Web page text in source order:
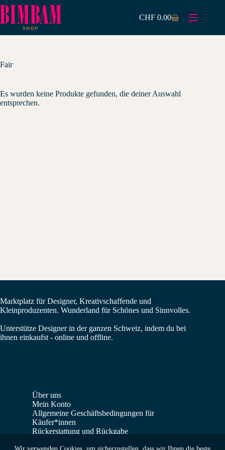
Zum
Inhalt
springen
Warenkorb
CHF 0.00
Fair
Es wurden keine Produkte gefunden, die deiner Auswahl
entsprechen.
Marktplatz für Designer, Kreativschaffende und
Kleinproduzenten. Wunderland für Schönes und Sinnvolles.
Unterstütze Designer in der ganzen Schweiz, indem du bei
ihnen einkaufst - online und offline.
Über uns
Mein Konto
Allgemeine Geschäftsbedingungen für
Käufer*innen
Rückerstattung und Rückgabe